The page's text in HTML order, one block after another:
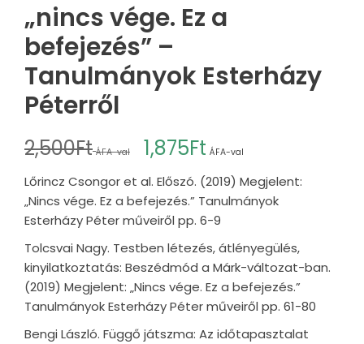
„nincs vége. Ez a
befejezés” –
Tanulmányok Esterházy
Péterről
2,500Ft ÁFA-val 1,875Ft ÁFA-val
Lőrincz Csongor et al. Előszó. (2019) Megjelent:
„Nincs vége. Ez a befejezés.” Tanulmányok
Esterházy Péter műveiről pp. 6-9
Tolcsvai Nagy. Testben létezés, átlényegülés,
kinyilatkoztatás: Beszédmód a Márk-változat-ban.
(2019) Megjelent: „Nincs vége. Ez a befejezés.”
Tanulmányok Esterházy Péter műveiről pp. 61-80
Bengi László. Függő játszma: Az időtapasztalat